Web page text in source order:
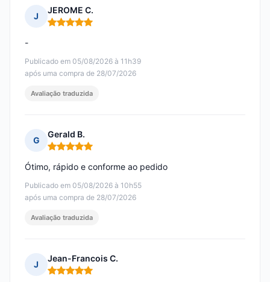
J
JEROME C.
Nota: 5 em 5
Publicado em 05/08/2026 à 11h39
após uma compra de 28/07/2026
-
Avaliação traduzida
G
Gerald B.
Nota: 5 em 5
Publicado em 05/08/2026 à 10h55
após uma compra de 28/07/2026
Ótimo, rápido e conforme ao pedido
Avaliação traduzida
J
Jean-Francois C.
Nota: 5 em 5